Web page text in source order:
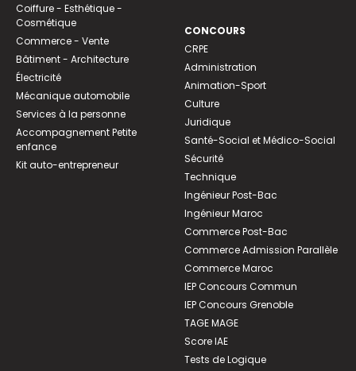
Coiffure - Esthétique -
Cosmétique
Commerce - Vente
Bâtiment - Architecture
Électricité
Mécanique automobile
Services à la personne
Accompagnement Petite
enfance
Kit auto-entrepreneur
CONCOURS
CRPE
Administration
Animation-Sport
Culture
Juridique
Santé-Social et Médico-Social
Sécurité
Technique
Ingénieur Post-Bac
Ingénieur Maroc
Commerce Post-Bac
Commerce Admission Parallèle
Commerce Maroc
IEP Concours Commun
IEP Concours Grenoble
TAGE MAGE
Score IAE
Tests de Logique